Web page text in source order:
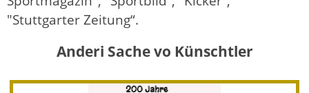
"Stuttgarter Zeitung“.
Anderi Sache vo Künschtler